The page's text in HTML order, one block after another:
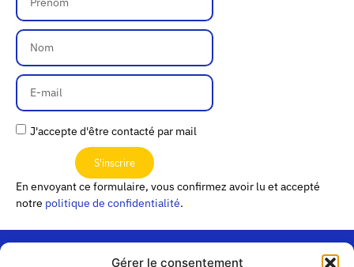
Gérer le consentement
J'accepte d'être contacté par mail
S'inscrire
En envoyant ce formulaire, vous confirmez avoir lu et accepté
notre politique de confidentialité.